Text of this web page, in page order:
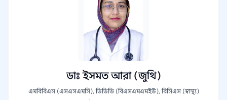
ডাঃ ইসমত আরা (জুথি)
এমবিবিএস (এসএসএমসি), ডিডিভি (বিএসএমএমইউ), বিসিএস (স্বাস্থ্য)